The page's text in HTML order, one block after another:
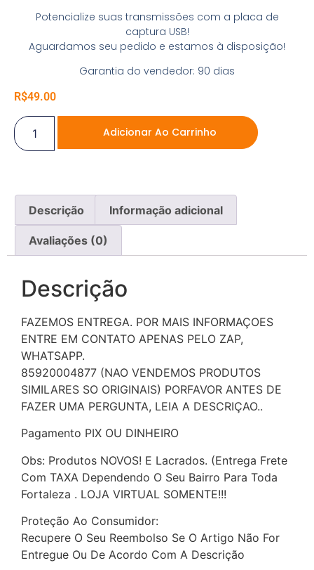
Potencialize suas transmissões com a placa de
captura USB!
Aguardamos seu pedido e estamos à disposição!
Garantia do vendedor: 90 dias
R$49.00
Adicionar Ao Carrinho
Descrição Informação adicional
Avaliações (0)
Descrição
FAZEMOS ENTREGA. POR MAIS INFORMAÇOES
ENTRE EM CONTATO APENAS PELO ZAP,
WHATSAPP.
85920004877 (NAO VENDEMOS PRODUTOS
SIMILARES SO ORIGINAIS) PORFAVOR ANTES DE
FAZER UMA PERGUNTA, LEIA A DESCRIÇAO..
Pagamento PIX OU DINHEIRO
Obs: Produtos NOVOS! E Lacrados. (Entrega Frete
Com TAXA Dependendo O Seu Bairro Para Toda
Fortaleza . LOJA VIRTUAL SOMENTE!!!
Proteção Ao Consumidor:
Recupere O Seu Reembolso Se O Artigo Não For
Entregue Ou De Acordo Com A Descrição